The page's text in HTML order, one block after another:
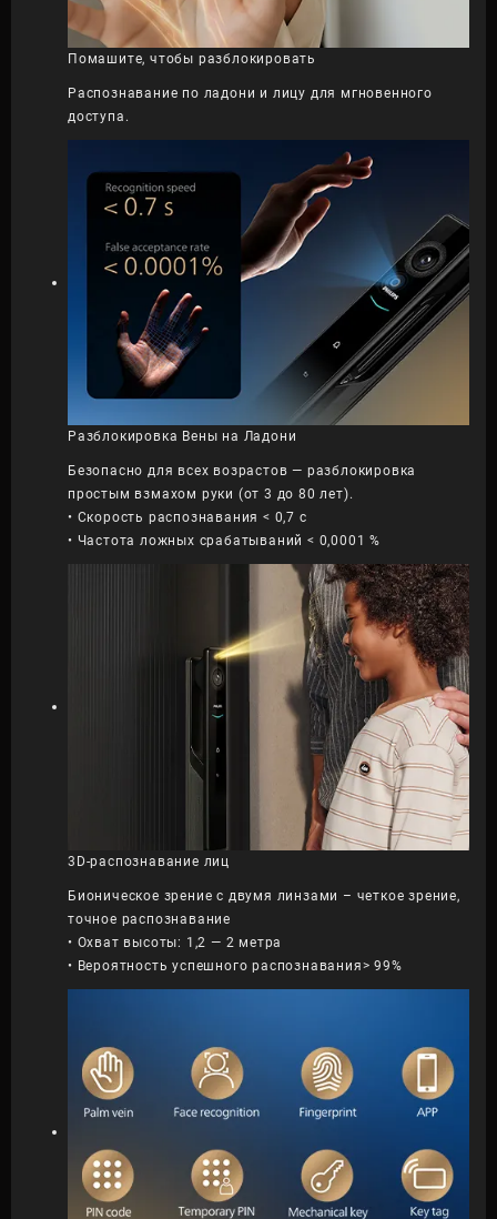
Помашите, чтобы разблокировать
Распознавание по ладони и лицу для мгновенного
доступа.
Разблокировка Вены на Ладони
Безопасно для всех возрастов — разблокировка
простым взмахом руки (от 3 до 80 лет).
• Скорость распознавания < 0,7 с
• Частота ложных срабатываний < 0,0001 %
3D-распознавание лиц
Бионическое зрение с двумя линзами – четкое зрение,
точное распознавание
• Охват высоты: 1,2 — 2 метра
• Вероятность успешного распознавания> 99%